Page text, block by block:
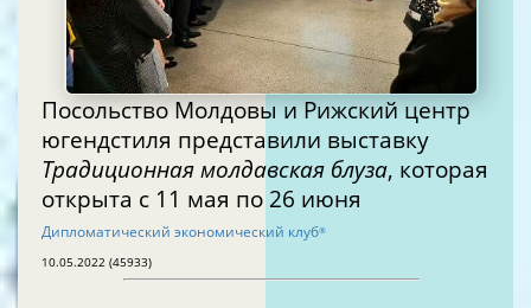
Посольство Молдовы и Рижский центр
югендстиля представили выставку
Традиционная молдавская блуза, которая
открыта с 11 мая по 26 июня
Дипломатический экономический клуб®
10.05.2022 (45933)